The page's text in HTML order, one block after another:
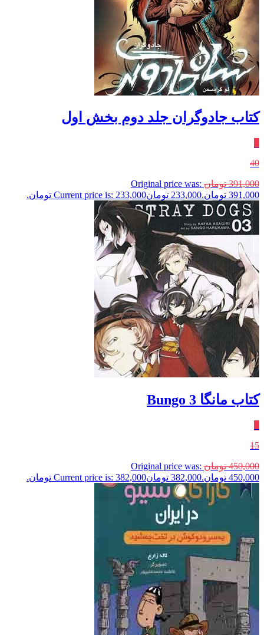
کتاب جادوگران جلد دوم بخش اول
40
391,000 تومان Original price was:
391,000 تومان.
233,000 تومانCurrent price is: 233,000 تومان.
کتاب مانگا 3 Bungo
15
450,000 تومان Original price was:
450,000 تومان.
382,000 تومانCurrent price is: 382,000 تومان.